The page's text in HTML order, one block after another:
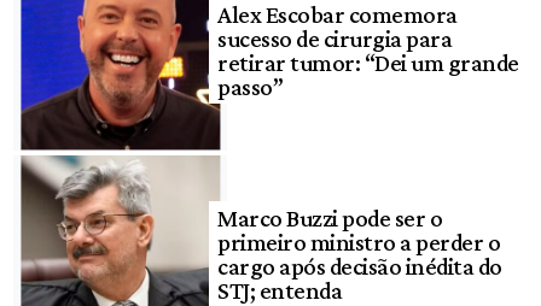
Alex Escobar comemora
sucesso de cirurgia para
retirar tumor: “Dei um grande
passo”
Marco Buzzi pode ser o
primeiro ministro a perder o
cargo após decisão inédita do
STJ; entenda